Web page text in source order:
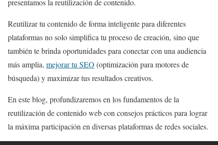
presentamos la reutilización de contenido.
Reutilizar tu contenido de forma inteligente para diferentes
plataformas no solo simplifica tu proceso de creación, sino que
también te brinda oportunidades para conectar con una audiencia
más amplia, mejorar tu SEO (optimización para motores de
búsqueda) y maximizar tus resultados creativos.
En este blog, profundizaremos en los fundamentos de la
reutilización de contenido web con consejos prácticos para lograr
la máxima participación en diversas plataformas de redes sociales.